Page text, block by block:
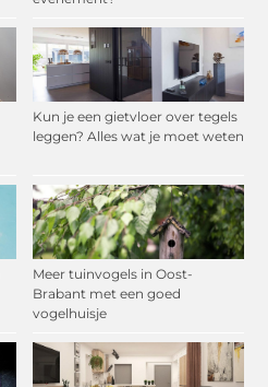
Kun je een gietvloer over tegels
leggen? Alles wat je moet weten
Meer tuinvogels in Oost-
Brabant met een goed
vogelhuisje